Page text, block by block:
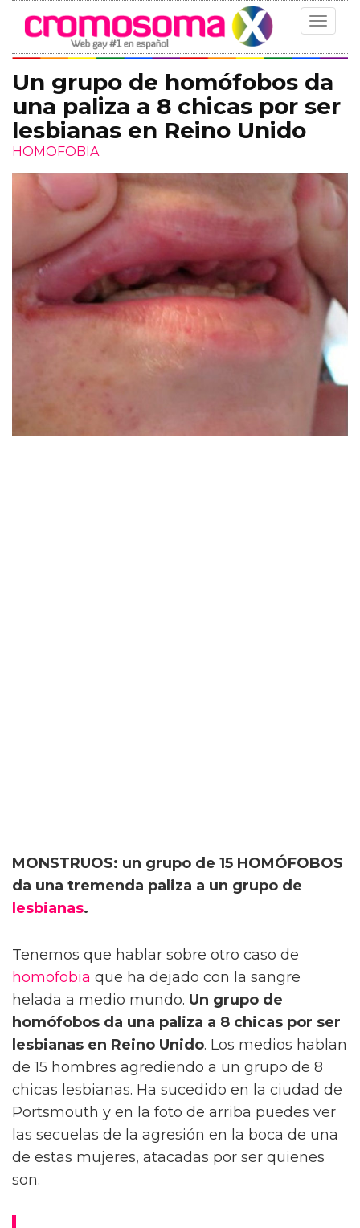
Toggle
Un grupo de homófobos da
una paliza a 8 chicas por ser
lesbianas en Reino Unido
HOMOFOBIA
MONSTRUOS: un grupo de 15 HOMÓFOBOS
da una tremenda paliza a un grupo de
lesbianas.
Tenemos que hablar sobre otro caso de
homofobia que ha dejado con la sangre
helada a medio mundo. Un grupo de
homófobos da una paliza a 8 chicas por ser
lesbianas en Reino Unido. Los medios hablan
de 15 hombres agrediendo a un grupo de 8
chicas lesbianas. Ha sucedido en la ciudad de
Portsmouth y en la foto de arriba puedes ver
las secuelas de la agresión en la boca de una
de estas mujeres, atacadas por ser quienes
son.